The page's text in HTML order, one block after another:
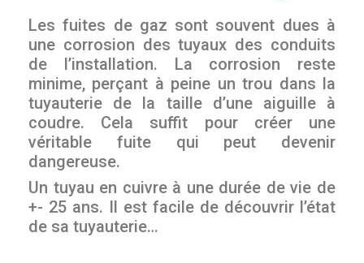
Les fuites de gaz sont souvent dues à
une corrosion des tuyaux des conduits
de l’installation. La corrosion reste
minime, perçant à peine un trou dans la
tuyauterie de la taille d’une aiguille à
coudre. Cela suffit pour créer une
véritable fuite qui peut devenir
dangereuse.
Un tuyau en cuivre à une durée de vie de
+- 25 ans. Il est facile de découvrir l’état
de sa tuyauterie…